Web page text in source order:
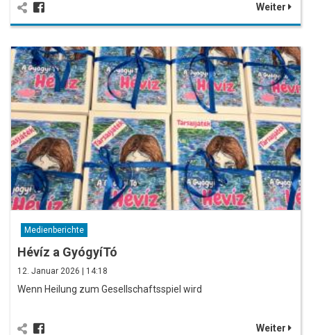
Weiter
Medienberichte
Hévíz a GyógyíTó
12. Januar 2026 | 14:18
Wenn Heilung zum Gesellschaftsspiel wird
Weiter